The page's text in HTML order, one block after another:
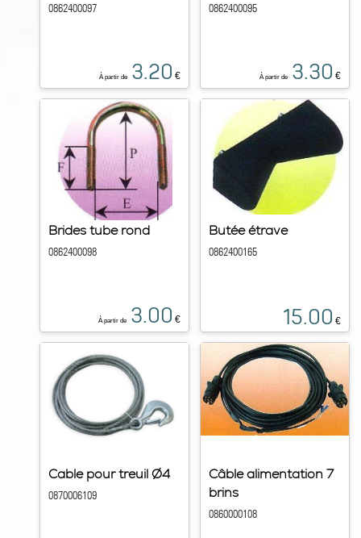
0862400097
À partir de 3.20 €
0862400095
À partir de 3.30 €
Brides tube rond
0862400098
À partir de 3.00 €
Butée étrave
0862400165
15.00 €
Cable pour treuil Ø4
0870006109
Câble alimentation 7
brins
0860000108